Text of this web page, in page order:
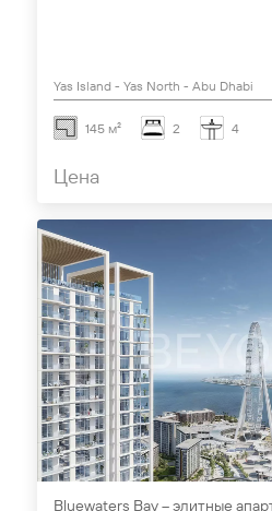
Yas Island - Yas North - Abu Dhabi
145 м² 2 4
Цена
Bluewaters Bay – элитные